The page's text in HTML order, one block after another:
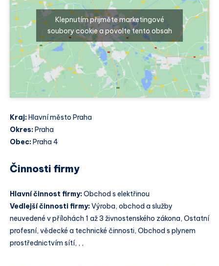
Klepnutím přijměte marketingové
soubory cookie a povolte tento obsah
Kraj: Hlavní město Praha
Okres: Praha
Obec: Praha 4
Činnosti firmy
Hlavní činnost firmy:Obchod s elektřinou
Vedlejší činnosti firmy:Výroba, obchod a služby
neuvedené v přílohách 1 až 3 živnostenského zákona, Ostatní
profesní, vědecké a technické činnosti, Obchod s plynem
prostřednictvím sítí, , ,